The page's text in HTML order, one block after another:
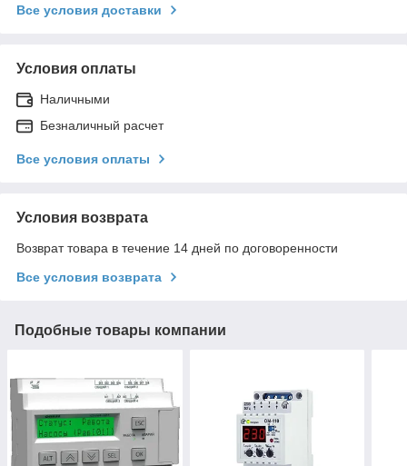
Все условия доставки
Условия оплаты
Наличными
Безналичный расчет
Все условия оплаты
Условия возврата
Возврат товара в течение 14 дней по договоренности
Все условия возврата
Подобные товары компании